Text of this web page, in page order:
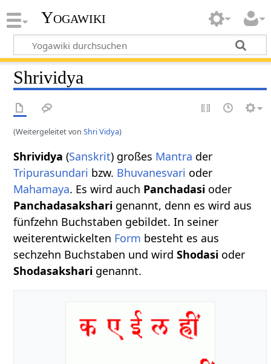
Yogawiki
Shrividya
(Weitergeleitet vonShri Vidya)
Shrividya (Sanskrit) großes Mantra der
Tripurasundari bzw. Bhuvanesvari oder
Mahamaya. Es wird auch Panchadasi oder
Panchadasakshari genannt, denn es wird aus
fünfzehn Buchstaben gebildet. In seiner
weiterentwickelten Form besteht es aus
sechzehn Buchstaben und wirdShodasi oder
Shodasakshari genannt.